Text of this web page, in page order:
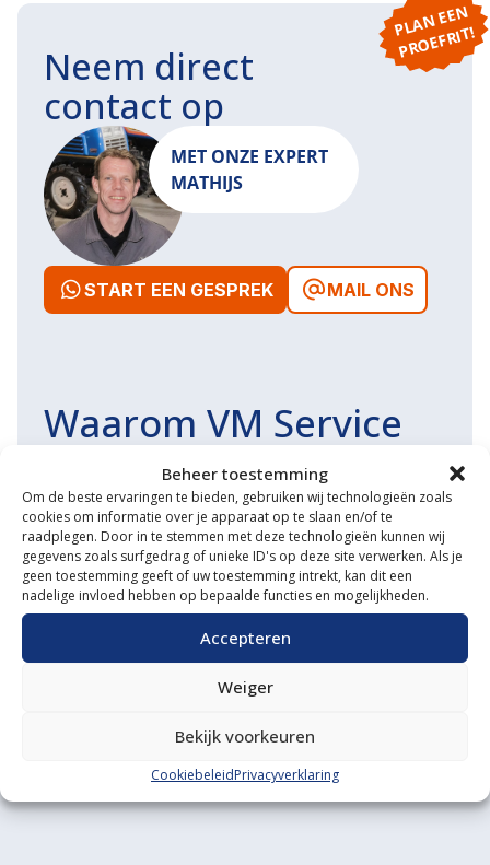
Beheer toestemming
Om de beste ervaringen te bieden, gebruiken wij technologieën zoals
cookies om informatie over je apparaat op te slaan en/of te
raadplegen. Door in te stemmen met deze technologieën kunnen wij
gegevens zoals surfgedrag of unieke ID's op deze site verwerken. Als je
geen toestemming geeft of uw toestemming intrekt, kan dit een
nadelige invloed hebben op bepaalde functies en mogelijkheden.
Accepteren
Weiger
Bekijk voorkeuren
CookiebeleidPrivacyverklaring
P
L
A
N
E
E
N
P
R
O
E
F
RI
T!
Neem direct
contact op
MET ONZE EXPERT
MATHIJS
START EEN GESPREK MAIL ONS
Waarom VM Service
Eigen transportservice
Gespecialiseerde werkplaats
Diverse aanbouwwerktuigen
Grote voorraad minitrekkers
Grootste in kleine tractoren